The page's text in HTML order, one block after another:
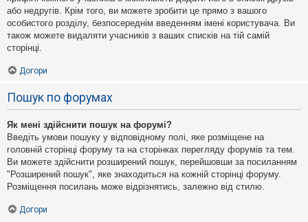
або недругів. Крім того, ви можете зробити це прямо з вашого
особистого розділу, безпосереднім введенням імені користувача. Ви
також можете видаляти учасників з ваших списків на тій самій
сторінці.
Догори
Пошук по форумах
Як мені здійснити пошук на форумі?
Введіть умови пошуку у відповідному полі, яке розміщене на
головній сторінці форуму та на сторінках перегляду форумів та тем.
Ви можете здійснити розширений пошук, перейшовши за посиланням
"Розширений пошук", яке знаходиться на кожній сторінці форуму.
Розміщення посилань може відрізнятись, залежно від стилю.
Догори